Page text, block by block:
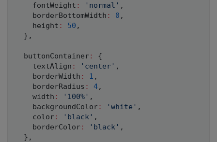
    fontWeight
: 'normal' ,
    borderBottomWidth
: 0 ,
    height
: 50 ,
} ,
  buttonContainer
:
{
    textAlign
: 'center' ,
    borderWidth
: 1 ,
    borderRadius
: 4,
    width
: '100%' ,
    backgroundColor
: 'white' ,
    color
: 'black' ,
    borderColor
: 'black' ,
} ,